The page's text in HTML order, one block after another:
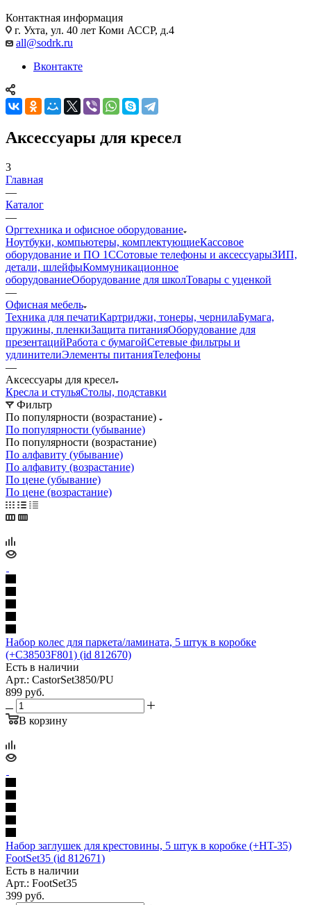
Контактная информация
г. Ухта, ул. 40 лет Коми АССР, д.4
all@sodrk.ru
Вконтакте
Аксессуары для кресел
3
Главная
—
Каталог
—
Оргтехника и офисное оборудование
Ноутбуки, компьютеры, комплектующиеКассовое
оборудование и ПО 1ССотовые телефоны и аксессуарыЗИП,
детали, шлейфыКоммуникационное
оборудованиеОборудование для школТовары с уценкой
—
Офисная мебель
Техника для печатиКартриджи, тонеры, чернилаБумага,
пружины, пленкиЗащита питанияОборудование для
презентацийРабота с бумагойСетевые фильтры и
удлинителиЭлементы питанияТелефоны
—
Аксессуары для кресел
Кресла и стульяСтолы, подставки
Фильтр
По популярности (возрастание)
По популярности (убывание)
По популярности (возрастание)
По алфавиту (убывание)
По алфавиту (возрастание)
По цене (убывание)
По цене (возрастание)
Набор колес для паркета/ламината, 5 штук в коробке
(+C38503F801) (id 812670)
Есть в наличии
Арт.: CastorSet3850/PU
899 руб.
В корзину
Набор заглушек для крестовины, 5 штук в коробке (+HT-35)
FootSet35 (id 812671)
Есть в наличии
Арт.: FootSet35
399 руб.